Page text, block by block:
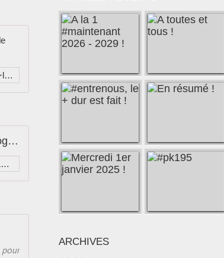
vincent lefèvre et l'histoire de la
https://www.google.com/search?q=vincent+lef%C3%A8vre+et+l%27histoire+de+la+construction+du+canal+de+Nantes+%C3%A0+Brest&client=firefox-b-d&source=lnms&sa=X&ved=2ahUKEwivjuWQgqz1AhVHKBoKHTCkD3UQ_AUoAnoECAEQBA&biw=2880&bih=1371&dpr=0.67&tbm=isch
#saintgérandcroixanvec - Google Search
https://www.google.com/search?client=firefox-b-e&sca_esv=934816c23164b941&q=%23saintg%C3%A9randcroixanvec&fbs=AEQNm0CbCVgAZ5mWEJDg6aoPVcBgTlosgQSuzBMlnAdio07UCFdb4kkCZQx4-ERIk5vUh0hWbBcn17qhcg4G1UyOj4Bl9j_97HfXX8OTbusU58gqfpTTpUF3jMnovRBnsQD-1SxLNszdOpGmKaKF6_vTOfYG1TtSSSrTUb5uynBwgdVG3mUF8St8xuOyCus8cfir1FAn0Ja5&sa=X&ved=2ahUKEwiglZDdgvGIAxUCdqQEHTvMDo8QtKgLegQIKBAB&biw=2880&bih=1329&dpr=0.67&tbm=isch
pour
ARCHIVES